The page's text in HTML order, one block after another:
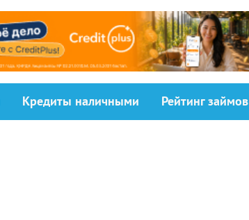
Кредиты наличными Рейтинг займов